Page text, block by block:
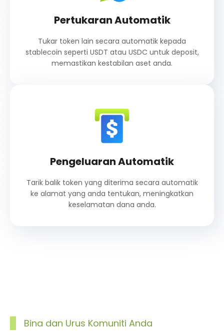
Pertukaran Automatik
Tukar token lain secara automatik kepada
stablecoin seperti USDT atau USDC untuk deposit,
memastikan kestabilan aset anda.
Pengeluaran Automatik
Tarik balik token yang diterima secara automatik
ke alamat yang anda tentukan, meningkatkan
keselamatan dana anda.
Bina dan Urus Komuniti Anda